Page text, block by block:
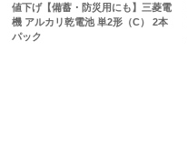
値下げ【備蓄・防災用にも】三菱電
機 アルカリ乾電池 単2形（C） 2本
パック